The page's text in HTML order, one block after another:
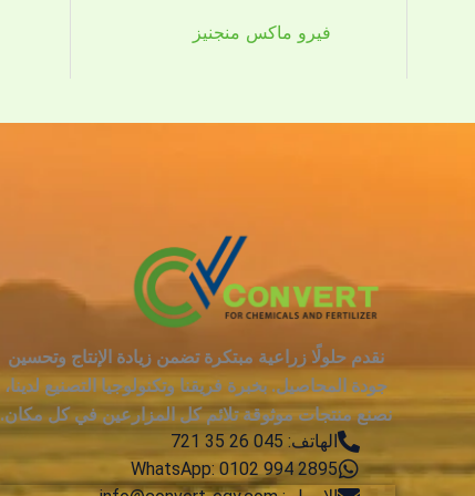
فيرو ماكس منجنيز
نقدم حلولًا زراعية مبتكرة تضمن زيادة الإنتاج وتحسين
جودة المحاصيل. بخبرة فريقنا وتكنولوجيا التصنيع لدينا،
نصنع منتجات موثوقة تلائم كل المزارعين في كل مكان.
الهاتف: 045 26 35 721
WhatsApp: 0102 994 2895